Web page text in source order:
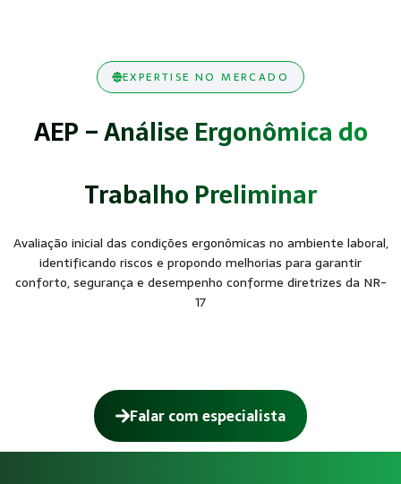
EXPERTISE NO MERCADO
AEP – Análise Ergonômica do
Trabalho Preliminar
Avaliação inicial das condições ergonômicas no ambiente laboral,
identificando riscos e propondo melhorias para garantir
conforto, segurança e desempenho conforme diretrizes da NR-
17
Falar com especialista
Como funciona AEP – Análise